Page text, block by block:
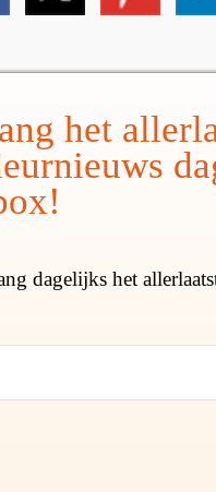
het
dagelijks het